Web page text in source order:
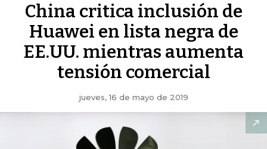
China critica inclusión de
Huawei en lista negra de
EE.UU. mientras aumenta
tensión comercial
jueves, 16 de mayo de 2019